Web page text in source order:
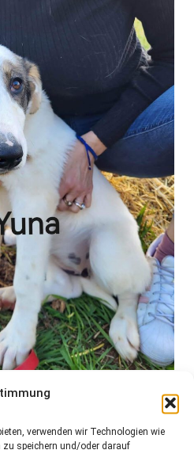
verwenden wir Technologien wie
speichern und/oder darauf